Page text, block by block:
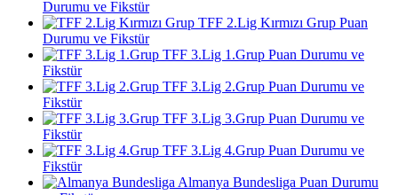
Durumu ve Fikstür
TFF 2.Lig Kırmızı Grup Puan
Durumu ve Fikstür
TFF 3.Lig 1.Grup Puan Durumu ve
Fikstür
TFF 3.Lig 2.Grup Puan Durumu ve
Fikstür
TFF 3.Lig 3.Grup Puan Durumu ve
Fikstür
TFF 3.Lig 4.Grup Puan Durumu ve
Fikstür
Almanya Bundesliga Puan Durumu